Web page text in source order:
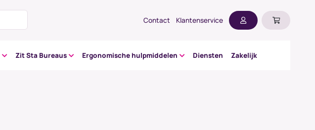
Contact Klantenservice
Zit Sta Bureaus Ergonomische hulpmiddelen Diensten Zakelijk